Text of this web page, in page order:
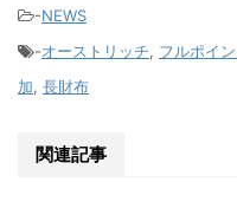
-NEWS
-オーストリッチ, フルポイン
加, 長財布
関連記事